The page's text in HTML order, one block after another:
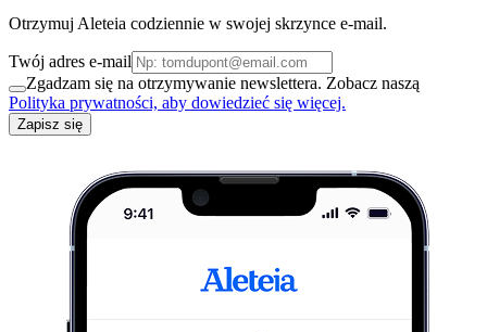
Otrzymuj Aleteia codziennie w swojej skrzynce e-mail.
Twój adres e-mail
Zgadzam się na otrzymywanie newslettera. Zobacz naszą
Polityka prywatności, aby dowiedzieć się więcej.
Zapisz się